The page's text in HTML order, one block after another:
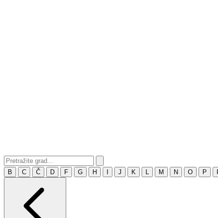
B C Č D F G H J K M N O P